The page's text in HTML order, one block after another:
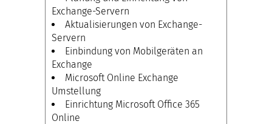
Exchange-Servern
Aktualisierungen von Exchange-
Servern
Einbindung von Mobilgeräten an
Exchange
Microsoft Online Exchange
Umstellung
Einrichtung Microsoft Office 365
Online